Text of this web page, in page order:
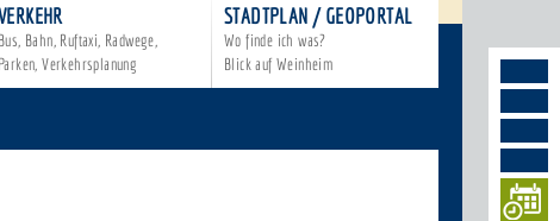
Bus, Bahn, Ruftaxi, Radwege,
Parken, Verkehrsplanung
STADTPLAN / GEOPORTAL
Wo finde ich was?
Blick auf Weinheim